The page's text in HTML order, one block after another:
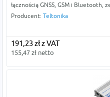
łącznością GNSS, GSM i Bluetooth,
Producent: Teltonika
191,23 zł z VAT
155,47 zł netto